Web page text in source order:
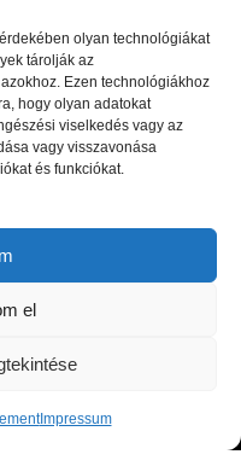
olyan technológiákat
tárolják az
Ezen technológiákhoz
hogy olyan adatokat
viselkedés vagy az
vagy visszavonása
és funkciókat.
el
Impressum
magas minőségű
kiválóságaitól: olasz,
díjnyertes termékei, a